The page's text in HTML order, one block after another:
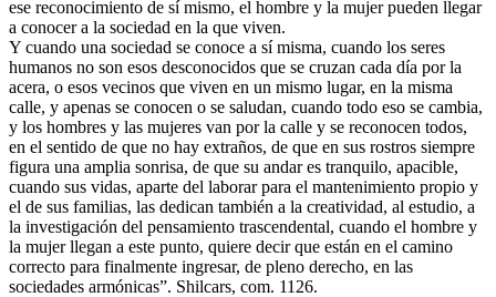
ese reconocimiento de sí mismo, el hombre y la mujer pueden llegar
a conocer a la sociedad en la que viven.
Y cuando una sociedad se conoce a sí misma, cuando los seres
humanos no son esos desconocidos que se cruzan cada día por la
acera, o esos vecinos que viven en un mismo lugar, en la misma
calle, y apenas se conocen o se saludan, cuando todo eso se cambia,
y los hombres y las mujeres van por la calle y se reconocen todos,
en el sentido de que no hay extraños, de que en sus rostros siempre
figura una amplia sonrisa, de que su andar es tranquilo, apacible,
cuando sus vidas, aparte del laborar para el mantenimiento propio y
el de sus familias, las dedican también a la creatividad, al estudio, a
la investigación del pensamiento trascendental, cuando el hombre y
la mujer llegan a este punto, quiere decir que están en el camino
correcto para finalmente ingresar, de pleno derecho, en las
sociedades armónicas”. Shilcars, com. 1126.